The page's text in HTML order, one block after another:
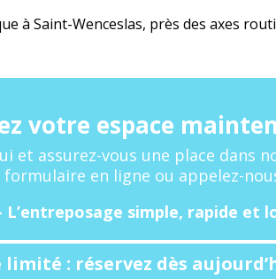
à Saint-Wenceslas, près des axes
votre espace
et assurez-vous une place dans
en ligne ou appelez-
L’entreposage simple, rapide et
limité : réservez dès